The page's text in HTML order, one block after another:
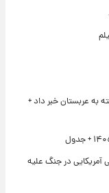
به عربستان خبر داد +
در جنگ علیه